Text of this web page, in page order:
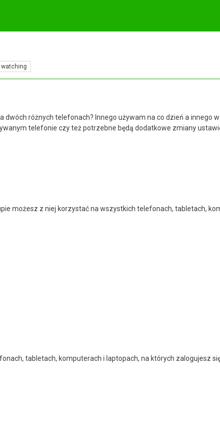
watching
dwóch różnych telefonach? Innego używam na co dzień a innego
telefonie czy też potrzebne będą dodatkowe zmiany
możesz z niej korzystać na wszystkich telefonach, tabletach,
tabletach, komputerach i laptopach, na których zalogujesz